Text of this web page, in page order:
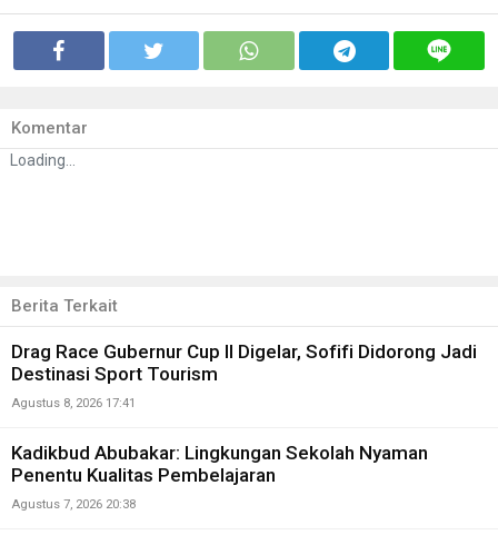
Komentar
Loading...
Berita Terkait
Drag Race Gubernur Cup II Digelar, Sofifi Didorong Jadi
Destinasi Sport Tourism
Agustus 8, 2026 17:41
Kadikbud Abubakar: Lingkungan Sekolah Nyaman
Penentu Kualitas Pembelajaran
Agustus 7, 2026 20:38